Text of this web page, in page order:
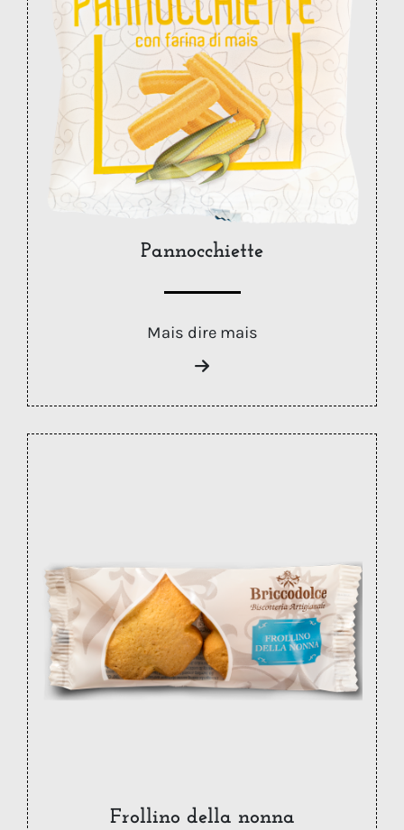
Pannocchiette
Mais dire mais
Frollino della nonna